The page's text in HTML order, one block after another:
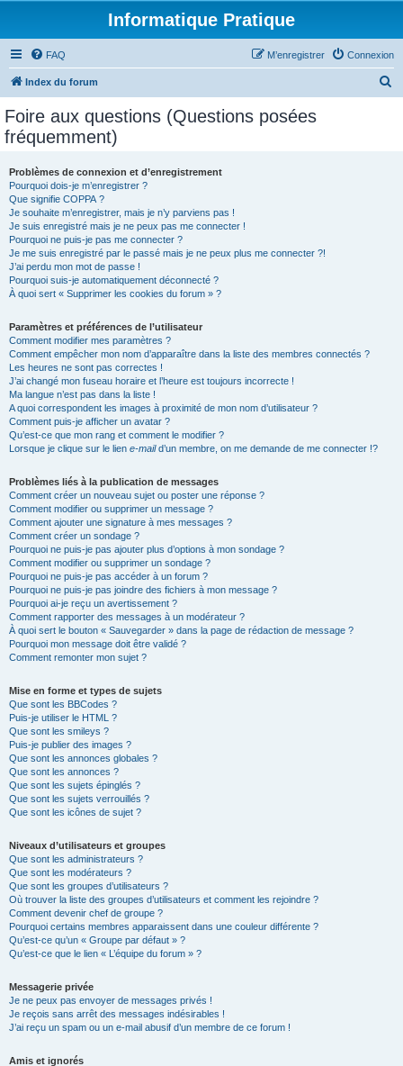
Informatique Pratique
FAQ Connexion
M’enregistrer
Index du forum
Foire aux questions (Questions posées
fréquemment)
Problèmes de connexion et d’enregistrement
Pourquoi dois-je m’enregistrer ?
Que signifie COPPA ?
Je souhaite m’enregistrer, mais je n’y parviens pas !
Je suis enregistré mais je ne peux pas me connecter !
Pourquoi ne puis-je pas me connecter ?
Je me suis enregistré par le passé mais je ne peux plus me connecter ?!
J’ai perdu mon mot de passe !
Pourquoi suis-je automatiquement déconnecté ?
À quoi sert « Supprimer les cookies du forum » ?
Paramètres et préférences de l’utilisateur
Comment modifier mes paramètres ?
Comment empêcher mon nom d’apparaître dans la liste des membres connectés ?
Les heures ne sont pas correctes !
J’ai changé mon fuseau horaire et l’heure est toujours incorrecte !
Ma langue n’est pas dans la liste !
A quoi correspondent les images à proximité de mon nom d’utilisateur ?
Comment puis-je afficher un avatar ?
Qu’est-ce que mon rang et comment le modifier ?
Lorsque je clique sur le lien e-maild’un membre, on me demande de me connecter !?
Problèmes liés à la publication de messages
Comment créer un nouveau sujet ou poster une réponse ?
Comment modifier ou supprimer un message ?
Comment ajouter une signature à mes messages ?
Comment créer un sondage ?
Pourquoi ne puis-je pas ajouter plus d’options à mon sondage ?
Comment modifier ou supprimer un sondage ?
Pourquoi ne puis-je pas accéder à un forum ?
Pourquoi ne puis-je pas joindre des fichiers à mon message ?
Pourquoi ai-je reçu un avertissement ?
Comment rapporter des messages à un modérateur ?
À quoi sert le bouton « Sauvegarder » dans la page de rédaction de message ?
Pourquoi mon message doit être validé ?
Comment remonter mon sujet ?
Mise en forme et types de sujets
Que sont les BBCodes ?
Puis-je utiliser le HTML ?
Que sont les smileys ?
Puis-je publier des images ?
Que sont les annonces globales ?
Que sont les annonces ?
Que sont les sujets épinglés ?
Que sont les sujets verrouillés ?
Que sont les icônes de sujet ?
Niveaux d’utilisateurs et groupes
Que sont les administrateurs ?
Que sont les modérateurs ?
Que sont les groupes d’utilisateurs ?
Où trouver la liste des groupes d’utilisateurs et comment les rejoindre ?
Comment devenir chef de groupe ?
Pourquoi certains membres apparaissent dans une couleur différente ?
Qu’est-ce qu’un « Groupe par défaut » ?
Qu’est-ce que le lien « L’équipe du forum » ?
Messagerie privée
Je ne peux pas envoyer de messages privés !
Je reçois sans arrêt des messages indésirables !
J’ai reçu un spam ou un e-mail abusif d’un membre de ce forum !
Amis et ignorés